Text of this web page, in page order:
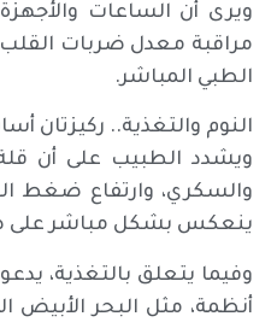
ويرى أن الساعات
مراقبة معدل ضربات
الطبي المباشر.
النوم والتغذية.. ركيزتان
ويشدد الطبيب على أن
والسكري، وارتفاع ضغط
ينعكس بشكل مباشر على
وفيما يتعلق بالتغذية،